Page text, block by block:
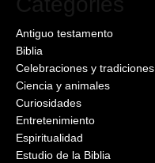
Antiguo testamento
Biblia
Celebraciones y tradiciones
Ciencia y animales
Curiosidades
Entretenimiento
Espiritualidad
Estudio de la Biblia